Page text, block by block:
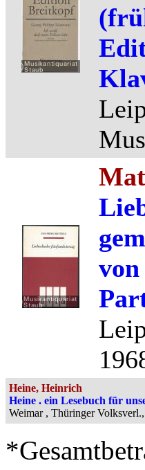
Heine, Heinrich
Heine . ein Lesebuch für
Weimar , Thüringer